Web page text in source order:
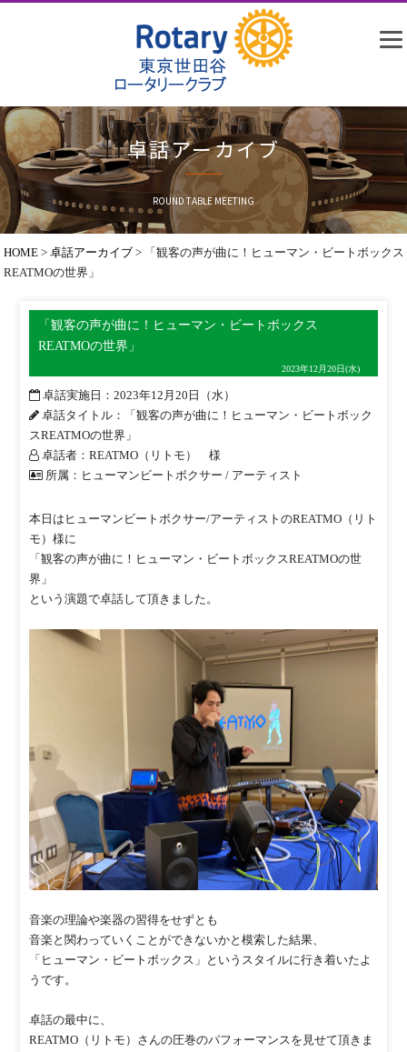
卓話アーカイブ
ROUND TABLE MEETING
HOME >卓話アーカイブ >
「観客の声が曲に！ヒューマン・ビートボックス
REATMOの世界」
「観客の声が曲に！ヒューマン・ビートボックス
REATMOの世界」
2023年12月20日(水)
卓話実施日 ：2023年12月20日（水）
卓話タイトル ：「観客の声が曲に！ヒューマン・ビートボック
スREATMOの世界」
卓話者 ：REATMO（リトモ） 様
所属 ：ヒューマンビートボクサー / アーティスト
本日はヒューマンビートボクサー/アーティストのREATMO（リト
モ）様に
「観客の声が曲に！ヒューマン・ビートボックスREATMOの世
界」
という演題で卓話して頂きました。
音楽の理論や楽器の習得をせずとも
音楽と関わっていくことができないかと模索した結果、
「ヒューマン・ビートボックス」というスタイルに行き着いたよ
うです。
卓話の最中に、
REATMO（リトモ）さんの圧巻のパフォーマンスを見せて頂きま